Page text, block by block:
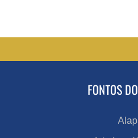
FONTOS